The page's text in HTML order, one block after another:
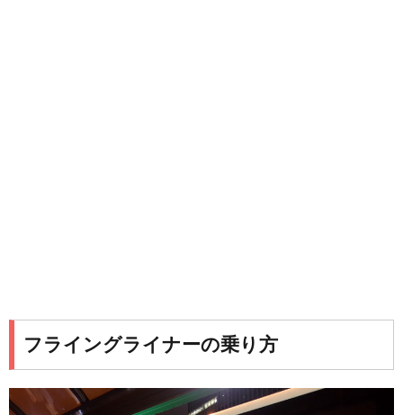
フライングライナーの乗り方